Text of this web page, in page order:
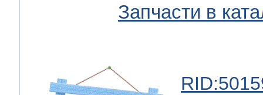
Запчасти в